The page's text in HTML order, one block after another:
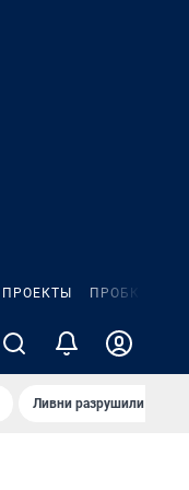
ПРОЕКТЫ ПРОБКИ
Ливни разрушили